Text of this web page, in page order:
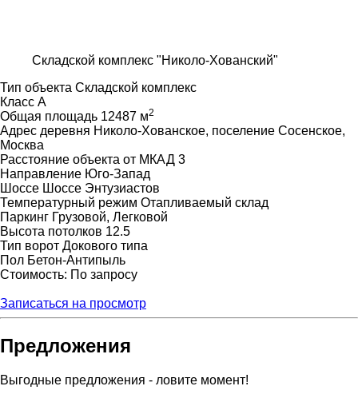
Складской комплекс "Николо-Хованский"
Тип объекта Складской комплекс
Класс A
Общая площадь 12487 м2
Адрес деревня Николо-Хованское, поселение Сосенское,
Москва
Расстояние объекта от МКАД 3
Направление Юго-Запад
Шоссе Шоссе Энтузиастов
Температурный режим Отапливаемый склад
Паркинг Грузовой, Легковой
Высота потолков 12.5
Тип ворот Докового типа
Пол Бетон-Антипыль
Стоимость: По запросу
Записаться на просмотр
Предложения
Выгодные предложения - ловите момент!